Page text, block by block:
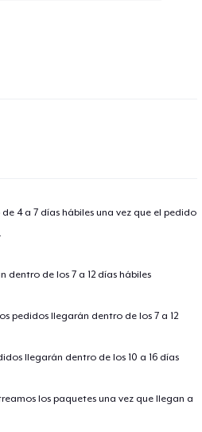
4 a 7 días hábiles una vez que el pedido
dentro de los 7 a 12 días hábiles
pedidos llegarán dentro de los 7 a 12
llegarán dentro de los 10 a 16 días
los paquetes una vez que llegan a